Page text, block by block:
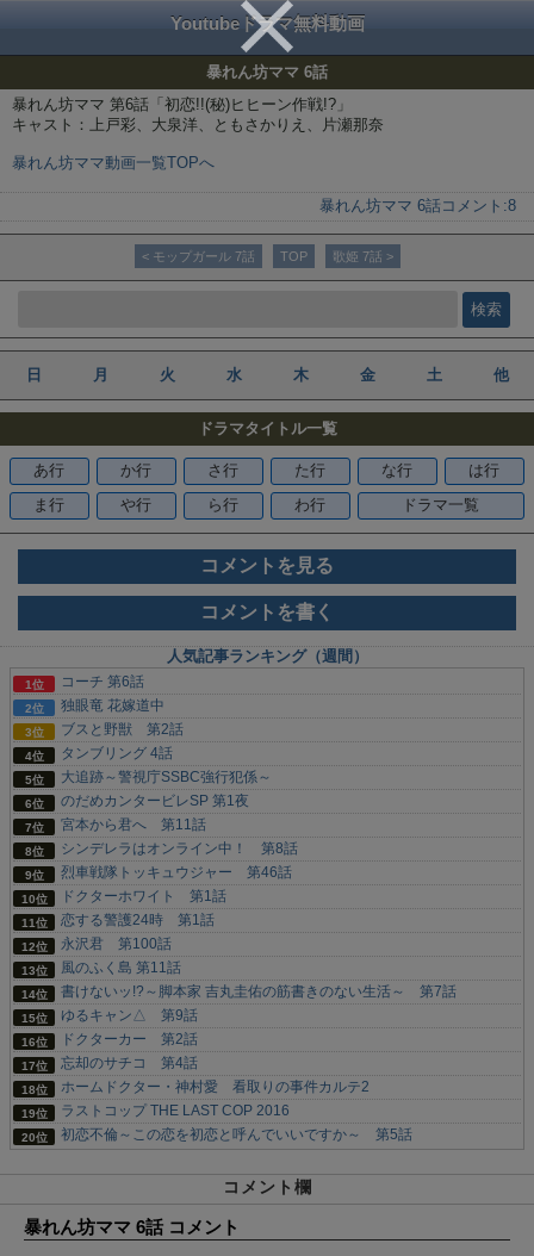
Youtubeドラマ無料動画
暴れん坊ママ 6話
暴れん坊ママ 第6話「初恋!!(秘)ヒヒーン作戦!?」
キャスト：上戸彩、大泉洋、ともさかりえ、片瀬那奈
暴れん坊ママ動画一覧TOPへ
暴れん坊ママ 6話 コメント:8
< モップガール 7話 TOP 歌姫 7話 >
日 月 火 水 木 金 土 他
ドラマタイトル一覧
あ行 か行 さ行 た行 な行
は行
ま行
や行 ら行 わ行 ドラマ一覧
コメントを見る
コメントを書く
人気記事ランキング（週間）
コーチ 第6話
独眼竜 花嫁道中
ブスと野獣 第2話
タンブリング 4話
大追跡～警視庁SSBC強行犯係～
のだめカンタービレSP 第1夜
宮本から君へ 第11話
シンデレラはオンライン中！ 第8話
烈車戦隊トッキュウジャー 第46話
ドクターホワイト 第1話
恋する警護24時 第1話
永沢君 第100話
風のふく島 第11話
書けないッ!?～脚本家 吉丸圭佑の筋書きのない生活～ 第7話
ゆるキャン△ 第9話
ドクターカー 第2話
忘却のサチコ 第4話
ホームドクター・神村愛 看取りの事件カルテ2
ラストコップ THE LAST COP 2016
初恋不倫～この恋を初恋と呼んでいいですか～ 第5話
コメント欄
暴れん坊ママ 6話 コメント